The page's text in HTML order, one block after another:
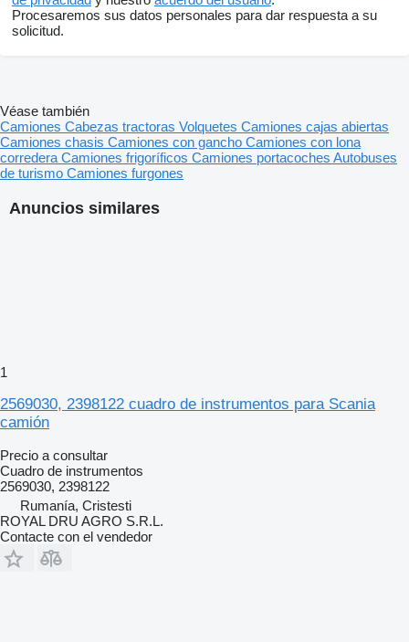
Procesaremos sus datos personales para dar respuesta a su
solicitud.
Anuncios similares
1
2569030, 2398122 cuadro de instrumentos para Scania
camión
Precio a consultar
Cuadro de instrumentos
2569030, 2398122
Rumanía, Cristesti
ROYAL DRU AGRO S.R.L.
Contacte con el vendedor
Véase también
Camiones Cabezas tractoras Volquetes Camiones cajas abiertas
Camiones chasis Camiones con gancho Camiones con lona
corredera Camiones frigoríficos Camiones portacoches Autobuses
de turismo Camiones furgones